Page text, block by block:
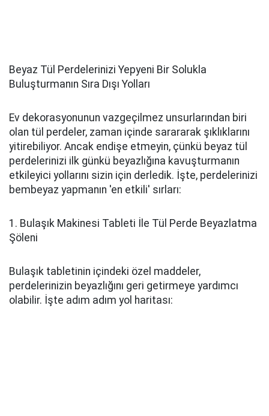
Beyaz Tül Perdelerinizi Yepyeni Bir Solukla
Buluşturmanın Sıra Dışı Yolları
Ev dekorasyonunun vazgeçilmez unsurlarından biri
olan tül perdeler, zaman içinde sarararak şıklıklarını
yitirebiliyor. Ancak endişe etmeyin, çünkü beyaz tül
perdelerinizi ilk günkü beyazlığına kavuşturmanın
etkileyici yollarını sizin için derledik. İşte, perdelerinizi
bembeyaz yapmanın 'en etkili' sırları:
1. Bulaşık Makinesi Tableti İle Tül Perde Beyazlatma
Şöleni
Bulaşık tabletinin içindeki özel maddeler,
perdelerinizin beyazlığını geri getirmeye yardımcı
olabilir. İşte adım adım yol haritası: